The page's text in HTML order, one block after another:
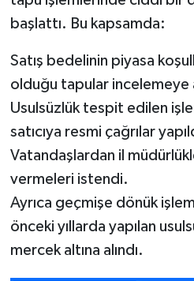
başlattı. Bu kapsamda:
Satış bedelinin piyasa
olduğu tapular incelemeye
Usulsüzlük tespit edilen
satıcıya resmi çağrılar
Vatandaşlardan il
vermeleri istendi.
Ayrıca geçmişe dönük
önceki yıllarda yapılan
mercek altına alındı.